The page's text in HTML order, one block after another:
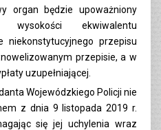
organ będzie upoważniony
wysokości ekwiwalentu
niekonstytucyjnego przepisu
przepisie, a w
uzupełniającej.
Wojewódzkiego Policji nie
z dnia 9 listopada 2019 r.
się jej uchylenia wraz